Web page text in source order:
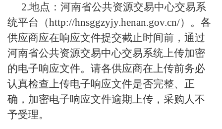
2.地点：河南省公共资源交易中心交易系
统平台（http://hnsggzyjy.henan.gov.cn/）。各
供应商应在响应文件提交截止时间前，通过
河南省公共资源交易中心交易系统上传加密
的电子响应文件。请各供应商在上传前务必
认真检查上传电子响应文件是否完整、正
确，加密电子响应文件逾期上传，采购人不
予受理。